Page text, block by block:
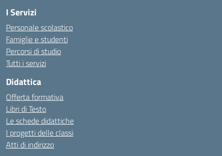
I Servizi
Personale scolastico
Famiglie e studenti
Percorsi di studio
Tutti i servizi
Didattica
Offerta formativa
Libri di Testo
Le schede didattiche
I progetti delle classi
Atti di indirizzo